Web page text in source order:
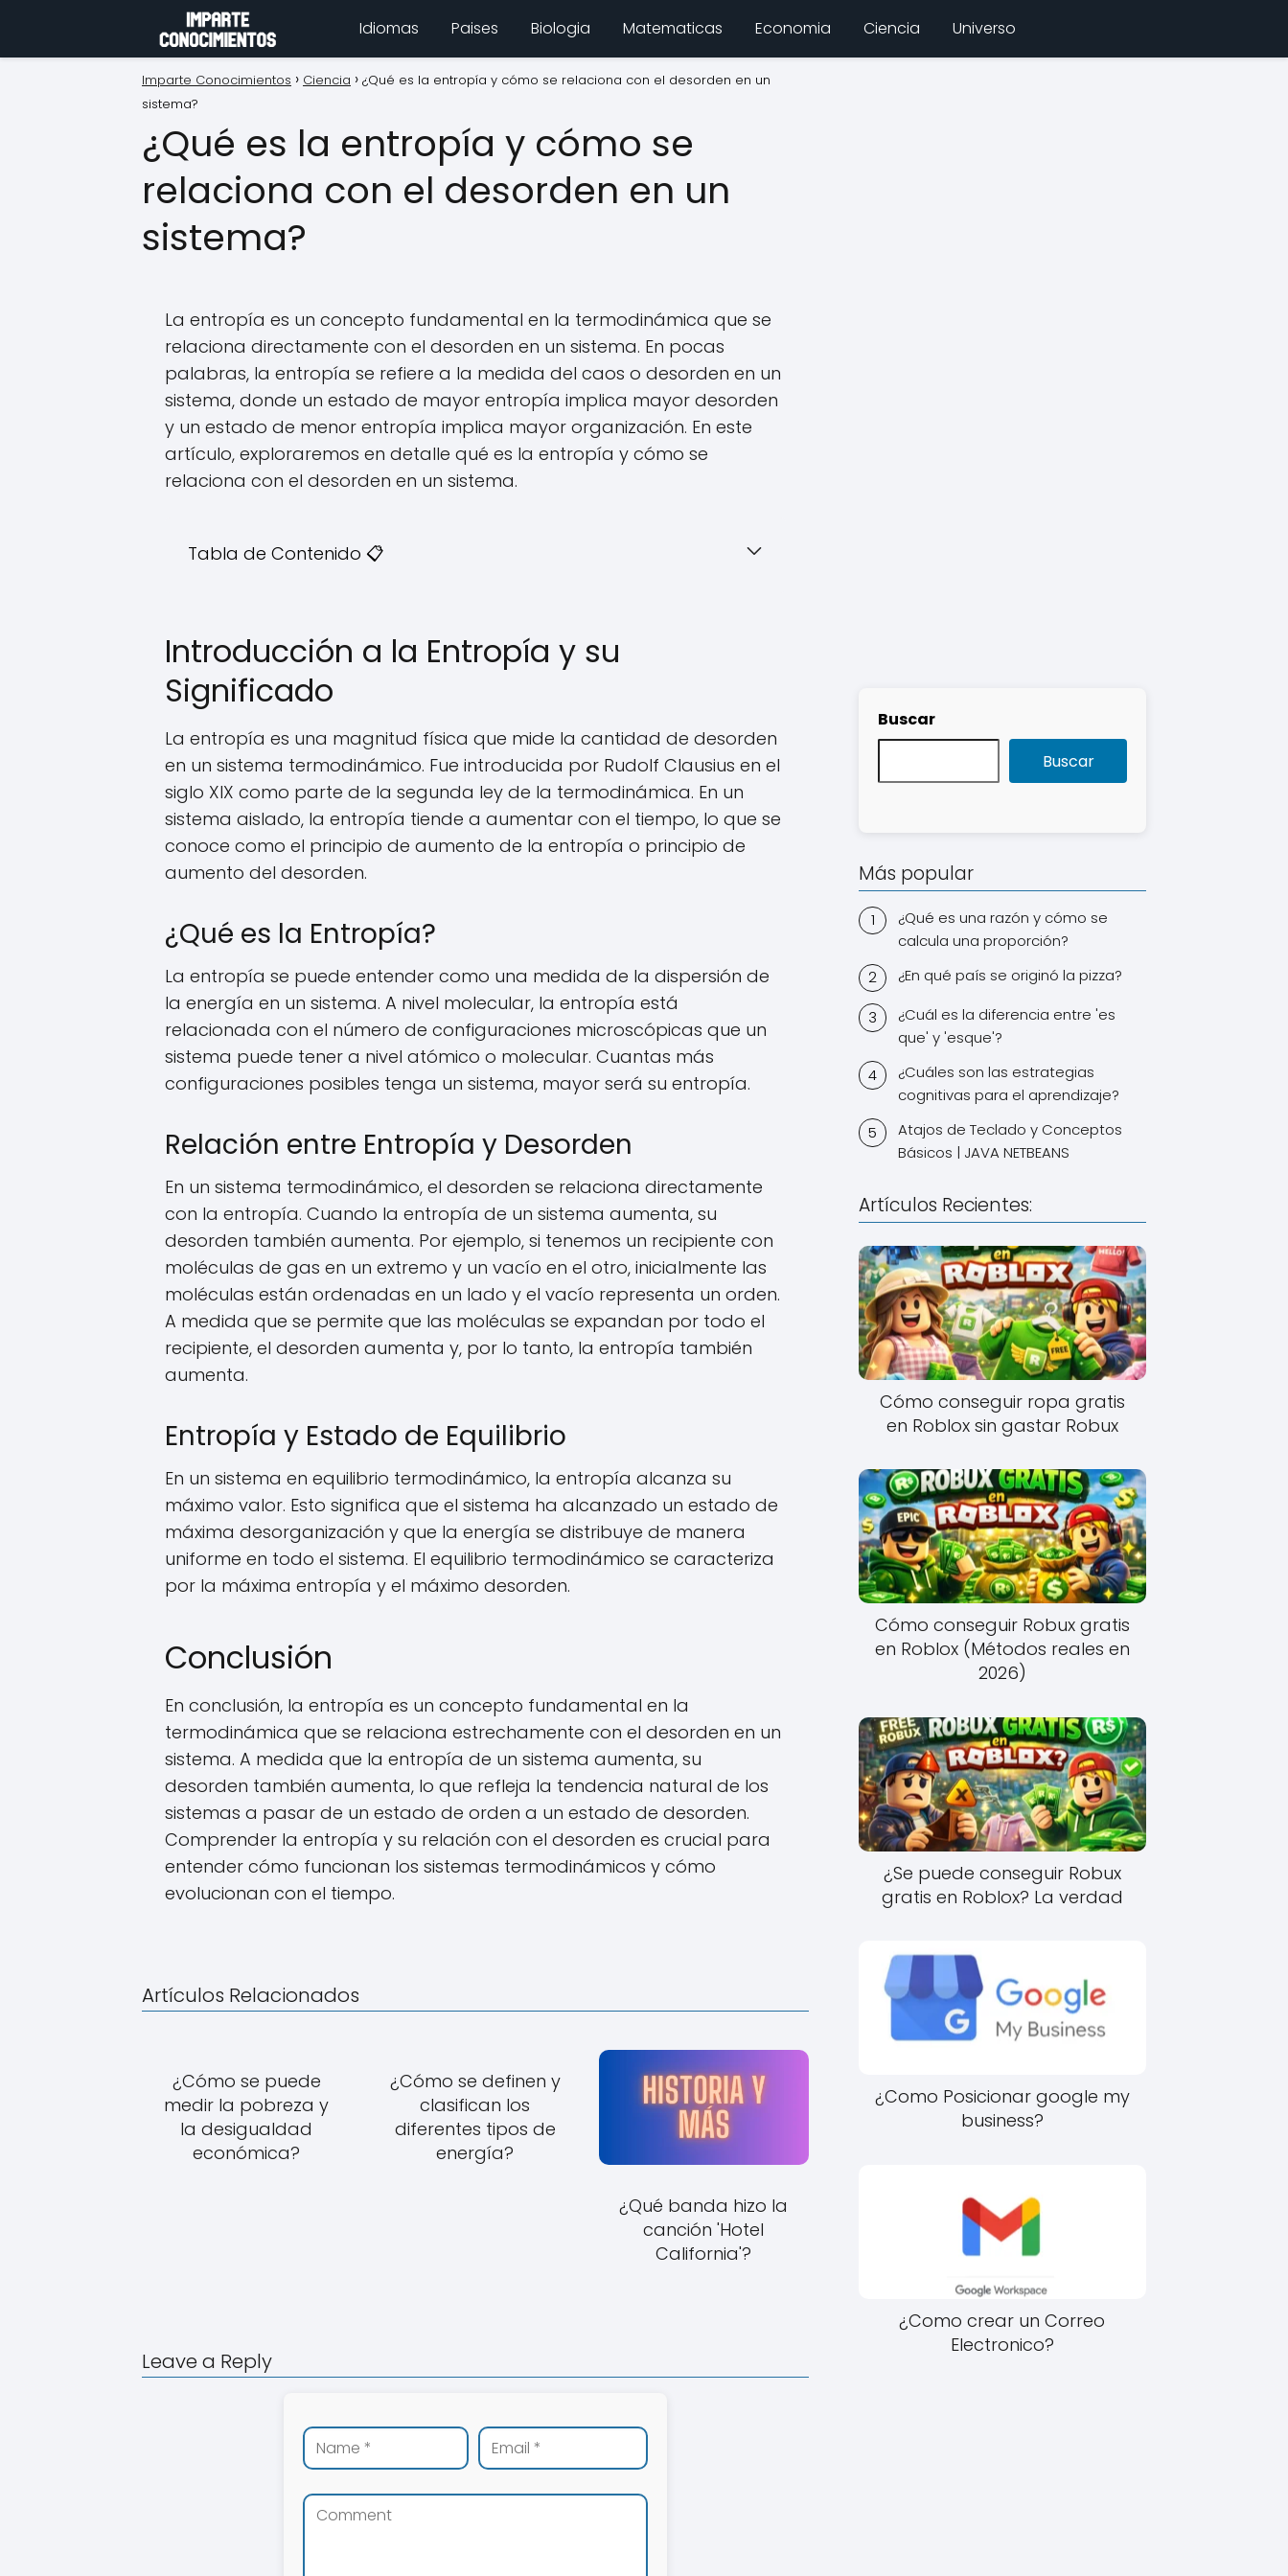
Idiomas Paises Biologia Matematicas Economia Ciencia Universo
Imparte Conocimientos Ciencia
¿Qué es la entropía y cómo se relaciona con el desorden en un
sistema?
¿Qué es la entropía y cómo se
relaciona con el desorden en un
sistema?
La entropía es un concepto fundamental en la termodinámica que se
relaciona directamente con el desorden en un sistema. En pocas
palabras, la entropía se refiere a la medida del caos o desorden en un
sistema, donde un estado de mayor entropía implica mayor desorden
y un estado de menor entropía implica mayor organización. En este
artículo, exploraremos en detalle qué es la entropía y cómo se
relaciona con el desorden en un sistema.
Tabla de Contenido 📋
Introducción a la Entropía y su
Significado
La entropía es una magnitud física que mide la cantidad de desorden
en un sistema termodinámico. Fue introducida por Rudolf Clausius en el
siglo XIX como parte de la segunda ley de la termodinámica. En un
sistema aislado, la entropía tiende a aumentar con el tiempo, lo que se
conoce como el principio de aumento de la entropía o principio de
aumento del desorden.
¿Qué es la Entropía?
La entropía se puede entender como una medida de la dispersión de
la energía en un sistema. A nivel molecular, la entropía está
relacionada con el número de configuraciones microscópicas que un
sistema puede tener a nivel atómico o molecular. Cuantas más
configuraciones posibles tenga un sistema, mayor será su entropía.
Relación entre Entropía y Desorden
En un sistema termodinámico, el desorden se relaciona directamente
con la entropía. Cuando la entropía de un sistema aumenta, su
desorden también aumenta. Por ejemplo, si tenemos un recipiente con
moléculas de gas en un extremo y un vacío en el otro, inicialmente las
moléculas están ordenadas en un lado y el vacío representa un orden.
A medida que se permite que las moléculas se expandan por todo el
recipiente, el desorden aumenta y, por lo tanto, la entropía también
aumenta.
Entropía y Estado de Equilibrio
En un sistema en equilibrio termodinámico, la entropía alcanza su
máximo valor. Esto significa que el sistema ha alcanzado un estado de
máxima desorganización y que la energía se distribuye de manera
uniforme en todo el sistema. El equilibrio termodinámico se caracteriza
por la máxima entropía y el máximo desorden.
Conclusión
En conclusión, la entropía es un concepto fundamental en la
termodinámica que se relaciona estrechamente con el desorden en un
sistema. A medida que la entropía de un sistema aumenta, su
desorden también aumenta, lo que refleja la tendencia natural de los
sistemas a pasar de un estado de orden a un estado de desorden.
Comprender la entropía y su relación con el desorden es crucial para
entender cómo funcionan los sistemas termodinámicos y cómo
evolucionan con el tiempo.
Artículos Relacionados
¿Cómo se puede
medir la pobreza y
la desigualdad
económica?
¿Cómo se definen y
clasifican los
diferentes tipos de
energía?
¿Qué banda hizo la
canción 'Hotel
California'?
Leave a Reply
Buscar
Buscar
Más popular
¿Qué es una razón y cómo se
calcula una proporción?
¿En qué país se originó la pizza?
¿Cuál es la diferencia entre 'es
que' y 'esque'?
¿Cuáles son las estrategias
cognitivas para el aprendizaje?
Atajos de Teclado y Conceptos
Básicos | JAVA NETBEANS
Artículos Recientes:
Cómo conseguir ropa gratis
en Roblox sin gastar Robux
Cómo conseguir Robux gratis
en Roblox (Métodos reales en
2026)
¿Se puede conseguir Robux
gratis en Roblox? La verdad
¿Como Posicionar google my
business?
¿Como crear un Correo
Electronico?